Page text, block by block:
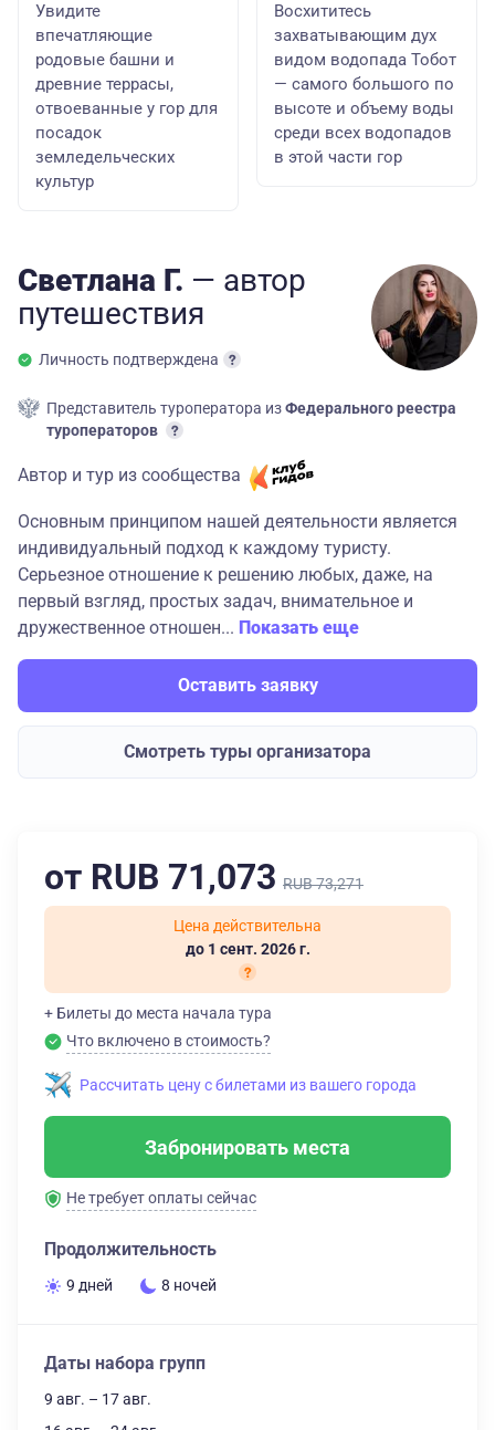
Увидите
впечатляющие
родовые башни и
древние террасы,
отвоеванные у гор для
посадок
земледельческих
культур
Восхититесь
захватывающим дух
видом водопада Тобот
— самого большого по
высоте и объему воды
среди всех водопадов
в этой части гор
Светлана Г. — автор
путешествия
Личность подтверждена
Представитель туроператора изФедерального реестра
туроператоров
Автор и тур из сообщества
Основным принципом нашей деятельности является
индивидуальный подход к каждому туристу.
Серьезное отношение к решению любых, даже, на
первый взгляд, простых задач, внимательное и
дружественное отношен... Показать еще
Оставить заявку
Смотреть туры организатора
от RUB 71,073 RUB 73,271
Цена действительна
до 1 сент. 2026 г.
+ Билеты до места начала тура
Что включено в стоимость?
Рассчитать цену с билетами из вашего города
Забронировать места
Не требует оплаты сейчас
Продолжительность
9 дней 8 ночей
Даты набора групп
9 авг. – 17 авг.